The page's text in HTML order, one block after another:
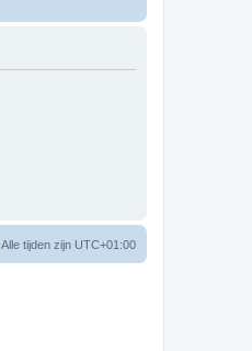
Alle tijden zijn UTC+01:00